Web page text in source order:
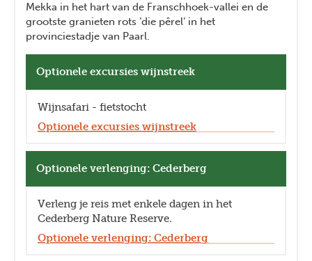
Mekka in het hart van de Franschhoek-vallei en de
grootste granieten rots ‘die pêrel’ in het
provinciestadje van Paarl.
Optionele excursies wijnstreek
Wijnsafari - fietstocht
Optionele excursies wijnstreek
Optionele verlenging: Cederberg
Verleng je reis met enkele dagen in het
Cederberg Nature Reserve.
Optionele verlenging: Cederberg